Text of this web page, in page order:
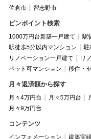
佐倉市
習志野市
ピンポイント検索
1000万円台新築一戸建て
駅
駅徒歩5分以内マンション
駐
リノベーション一戸建て
リ
ペット可マンション
移住・
月々返済額から探す
月々4万円台 月々5万円台
月々9万円台
コンテンツ
インフォメーション 建築実